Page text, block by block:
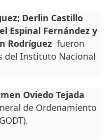
Derlin Castillo
Espinal Fernández y
Rodríguez fueron
del Instituto Nacional
Oviedo Tejada
de Ordenamiento